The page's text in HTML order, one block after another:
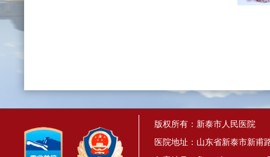
版权所有：新泰市人民医院
医院地址：山东省新泰市新甫